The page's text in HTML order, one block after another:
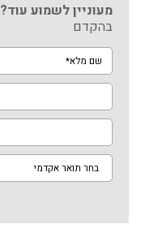
מעוניין לשמוע עוד?
בהקדם
שם
מלא*
טלפון*
דוא"ל*
מגמה